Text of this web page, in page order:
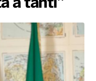
2026
a tanti”